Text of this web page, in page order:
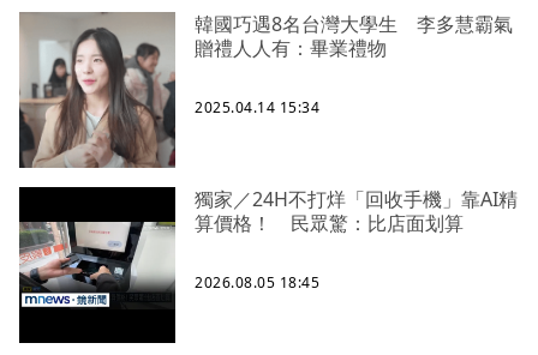
韓國巧遇8名台灣大學生 李多慧霸氣
贈禮人人有：畢業禮物
2025.04.14 15:34
獨家／24H不打烊「回收手機」靠AI精
算價格！ 民眾驚：比店面划算
2026.08.05 18:45